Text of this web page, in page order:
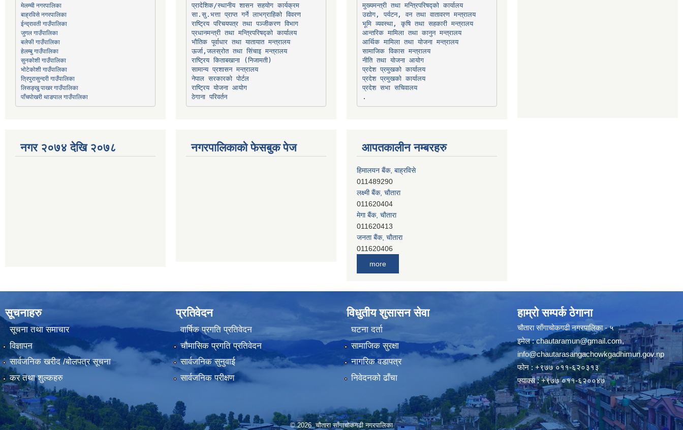
मेलम्ची नगरपालिका
बाह्रविसे नगरपालिका
ईन्द्रावती गाउँपालिका
जुगल गाउँपालिका
बलेफी गाउँपालिका
हेलम्बु गाउँपालिका
सुनकोशी गाउँपालिका
भोटेकोशी गाउँपालिका
त्रिपुरासुन्दरी गाउँपालिका
लिसङ्खु पाखर गाउँपालिका
पाँचपोखरी थाङपाल गाउँपालिका
नगर २०७४ देखि २०७८
प्रादेशिक/स्थानीय शासन सहयोग कार्यक्रम
सा.सु.भत्ता प्राप्त गर्ने लाभग्राहिको विवरण
राष्ट्रिय परिचयपत्र तथा पञ्‍जीकरण विभाग
प्रधानमन्त्री तथा मन्त्रिपरिषद्को कार्यालय
भौतिक पूर्वाधार तथा यातायात मन्त्रालय
ऊर्जा,जलस्रोत तथा सिंचाइ मन्त्रालय
सामान्य प्रशासन मन्त्रालय
नेपाल सरकारको पोर्टल
राष्ट्रिय योजना आयोग
ठेगाना परिवर्तन
नगरपालिकाको फेसबुक पेज
मुख्यमन्त्री तथा मन्त्रिपरिषद्को कार्यालय
उद्योग, पर्यटन, वन तथा वातावरण मन्त्रालय
भूमि व्यवस्था, कृषि तथा सहकारी मन्त्रालय
आन्तरिक मामिला तथा कानुन मन्त्रालय
आर्थिक मामिला तथा योजना मन्त्रालय
सामाजिक विकास मन्त्रालय
नीति तथा योजना आयोग
प्रदेश प्रमुखको कार्यालय
प्रदेश प्रमुखको कार्यालय
प्रदेश सभा सचिवालय
आपतकालीन नम्बरहरु
हिमालयन बैंक, बाह्रविसे
011489290
लक्ष्मी बैंक, चाैतारा
011620404
मेगा बैंक, चाैतारा
011620413
जनता बैंक, चाैतारा
011620406
011403051
011401055
नेपाल क्रेडिट एण्ड कमर्स बैंक, चाैतारा
011620402
यति विकास बैंक, मांखा
011482150
प्रभु बैंक, बाह्रविसे
011489259
more
सूचनाहरु
सूचना तथा समाचार
विज्ञापन
सार्वजनिक खरीद /बोलपत्र सूचना
कर तथा शुल्कहरु
प्रतिवेदन
वार्षिक प्रगति प्रतिवेदन
चौमासिक प्रगति प्रतिवेदन
सार्वजनिक सुनुवाई
सार्वजनिक परीक्षण
विधुतीय शुसासन सेवा
घटना दर्ता
सामाजिक सुरक्षा
नागरिक वडापत्र
निवेदनको ढाँचा
हाम्रो सम्पर्क ठेगाना
चौतारा साँगाचोकगढी नगरपालिका - ५
इमेल :chautaramun@gmail.com,
info@chautarasangachowkgadhimun.gov.np
फोन : +९७७ ०११-६२०३१३
फ्याक्स : +९७७ ०११-६२००४७
© 2026 चौतारा साँगाचोकगढी नगरपालिका